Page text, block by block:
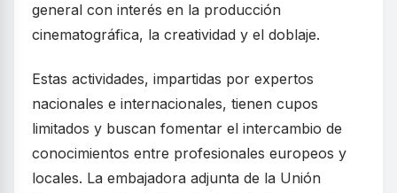
general con interés en la producción
cinematográfica, la creatividad y el doblaje.
Estas actividades, impartidas por expertos
nacionales e internacionales, tienen cupos
limitados y buscan fomentar el intercambio de
conocimientos entre profesionales europeos y
locales. La embajadora adjunta de la Unión